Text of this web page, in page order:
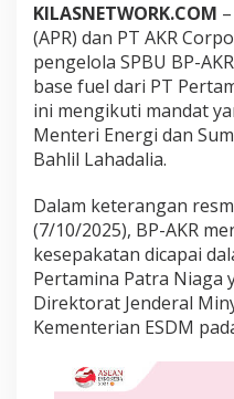
B
a
s
e
F
u
e
l
a
r
i
P
e
r
t
a
m
KILASNETWORK.COM
(APR) dan PT AKR
pengelola SPBU BP-
base fuel dari PT
ini mengikuti mandat
Menteri Energi dan
Bahlil Lahadalia.
Dalam keterangan
(7/10/2025), BP-AKR
kesepakatan dicapai
Pertamina Patra Niaga
Direktorat Jenderal
Kementerian ESDM